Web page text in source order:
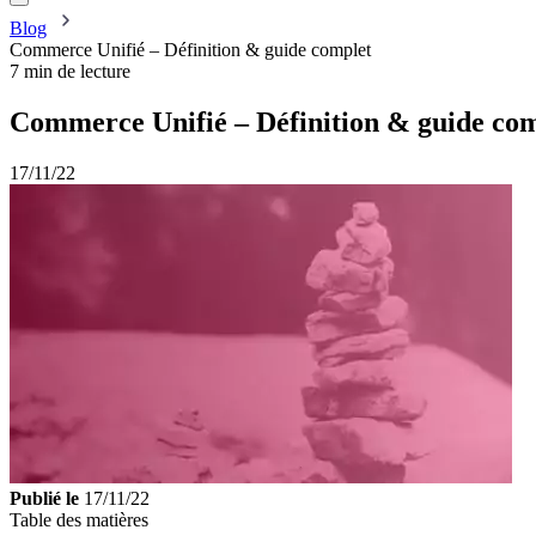
Blog
Commerce Unifié – Définition & guide complet
7 min de lecture
Commerce Unifié – Définition & guide
17/11/22
Publié le 17/11/22
Table des matières